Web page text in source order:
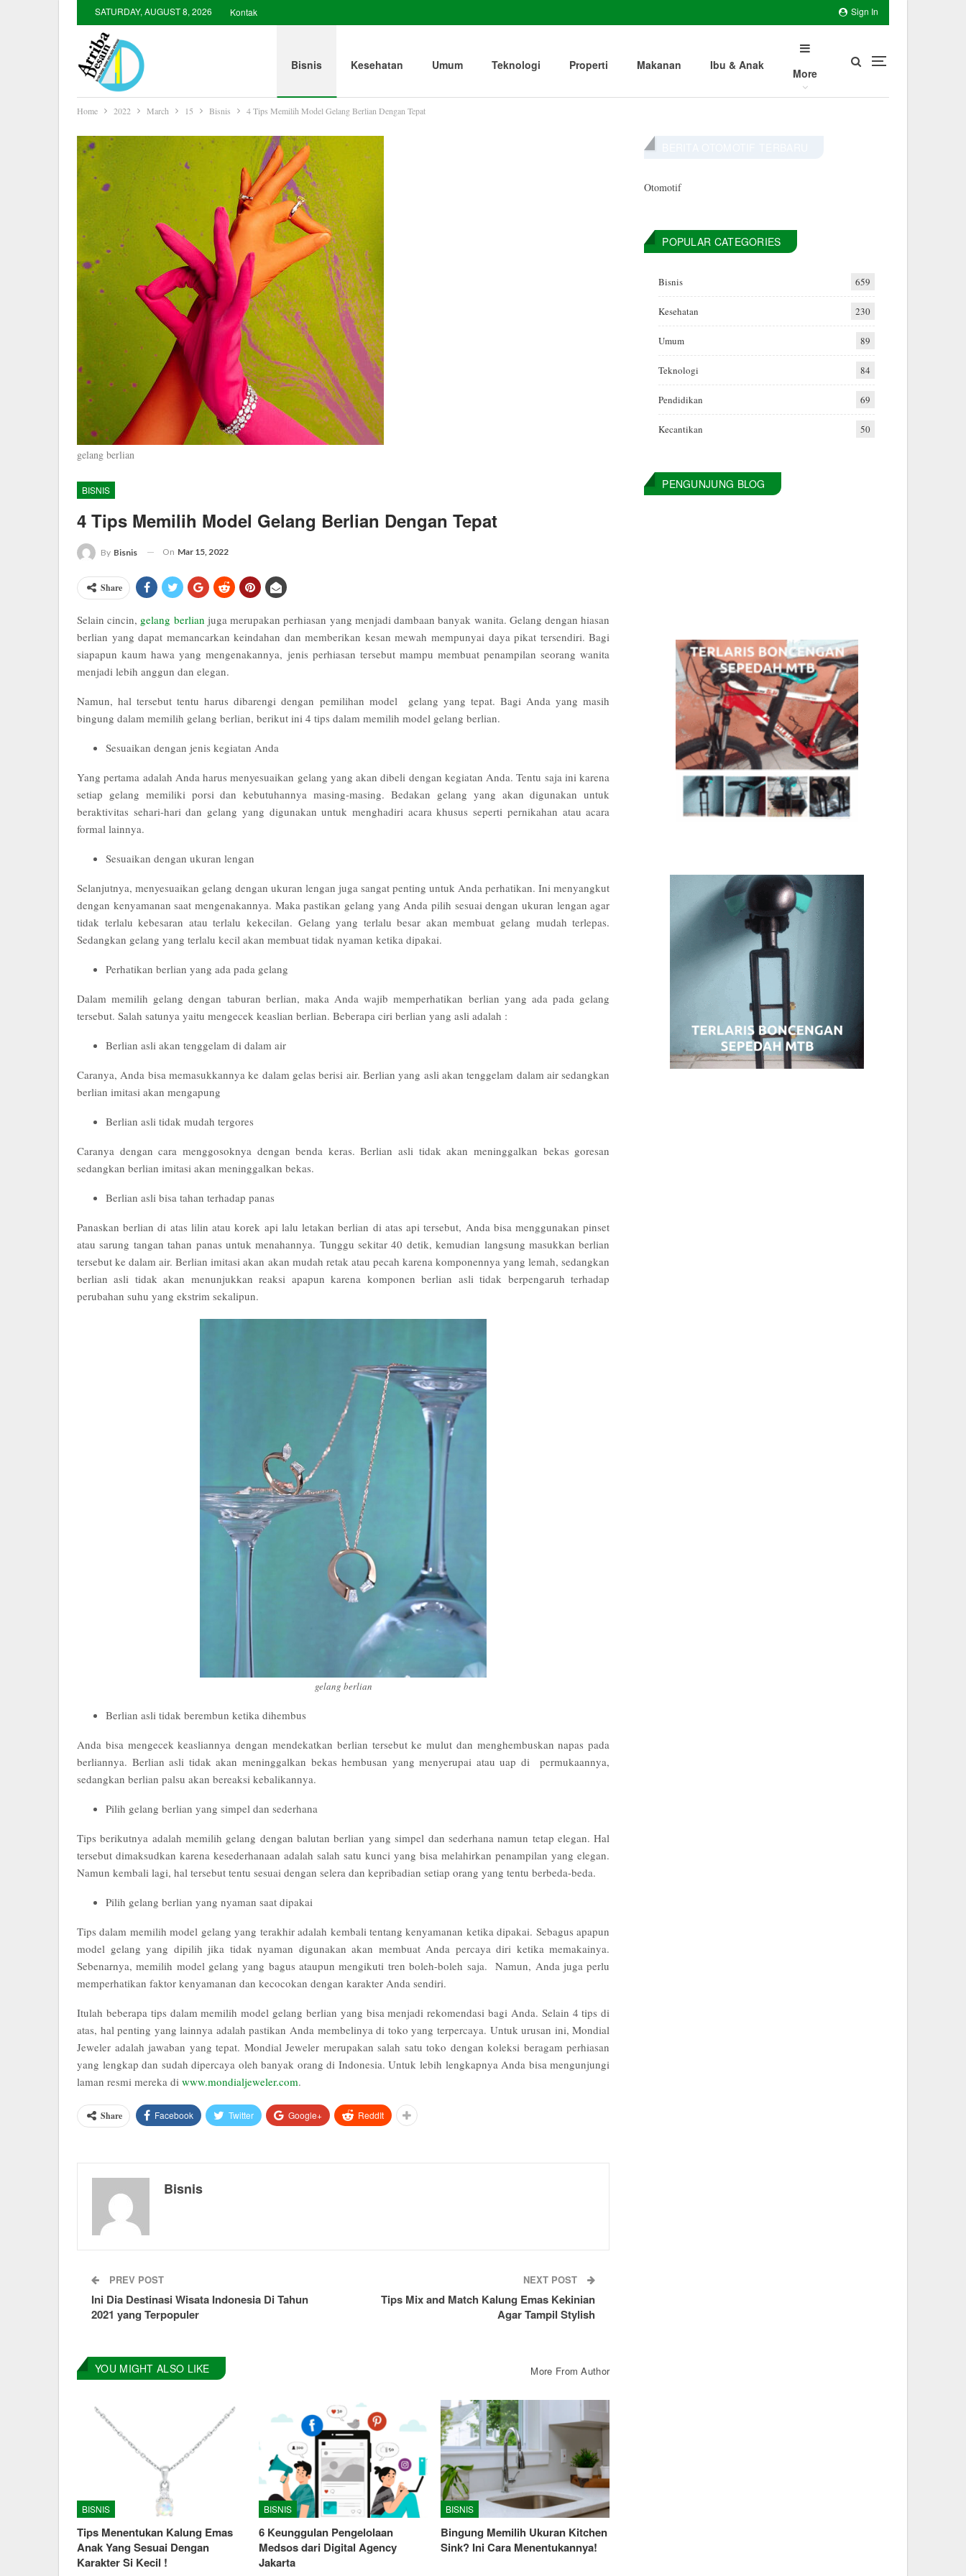
Sign In
SATURDAY, AUGUST 8, 2026 Kontak
Bisnis Kesehatan Umum Teknologi Properti Makanan Ibu & Anak
More
Home 2022 March 15 Bisnis 4 Tips Memilih Model Gelang Berlian Dengan Tepat
gelang berlian
BISNIS
4 Tips Memilih Model Gelang Berlian Dengan Tepat
By Bisnis On Mar 15, 2022
Share
Selain cincin, gelang berlian juga merupakan perhiasan yang menjadi dambaan banyak wanita. Gelang dengan hiasan
berlian yang dapat memancarkan keindahan dan memberikan kesan mewah mempunyai daya pikat tersendiri. Bagi
siapapun kaum hawa yang mengenakannya, jenis perhiasan tersebut mampu membuat penampilan seorang wanita
menjadi lebih anggun dan elegan.
Namun, hal tersebut tentu harus dibarengi dengan pemilihan model gelang yang tepat. Bagi Anda yang masih
bingung dalam memilih gelang berlian, berikut ini 4 tips dalam memilih model gelang berlian.
Sesuaikan dengan jenis kegiatan Anda
Yang pertama adalah Anda harus menyesuaikan gelang yang akan dibeli dengan kegiatan Anda. Tentu saja ini karena
setiap gelang memiliki porsi dan kebutuhannya masing-masing. Bedakan gelang yang akan digunakan untuk
beraktivitas sehari-hari dan gelang yang digunakan untuk menghadiri acara khusus seperti pernikahan atau acara
formal lainnya.
Sesuaikan dengan ukuran lengan
Selanjutnya, menyesuaikan gelang dengan ukuran lengan juga sangat penting untuk Anda perhatikan. Ini menyangkut
dengan kenyamanan saat mengenakannya. Maka pastikan gelang yang Anda pilih sesuai dengan ukuran lengan agar
tidak terlalu kebesaran atau terlalu kekecilan. Gelang yang terlalu besar akan membuat gelang mudah terlepas.
Sedangkan gelang yang terlalu kecil akan membuat tidak nyaman ketika dipakai.
Perhatikan berlian yang ada pada gelang
Dalam memilih gelang dengan taburan berlian, maka Anda wajib memperhatikan berlian yang ada pada gelang
tersebut. Salah satunya yaitu mengecek keaslian berlian. Beberapa ciri berlian yang asli adalah :
Berlian asli akan tenggelam di dalam air
Caranya, Anda bisa memasukkannya ke dalam gelas berisi air. Berlian yang asli akan tenggelam dalam air sedangkan
berlian imitasi akan mengapung
Berlian asli tidak mudah tergores
Caranya dengan cara menggosoknya dengan benda keras. Berlian asli tidak akan meninggalkan bekas goresan
sedangkan berlian imitasi akan meninggalkan bekas.
Berlian asli bisa tahan terhadap panas
Panaskan berlian di atas lilin atau korek api lalu letakan berlian di atas api tersebut, Anda bisa menggunakan pinset
atau sarung tangan tahan panas untuk menahannya. Tunggu sekitar 40 detik, kemudian langsung masukkan berlian
tersebut ke dalam air. Berlian imitasi akan akan mudah retak atau pecah karena komponennya yang lemah, sedangkan
berlian asli tidak akan menunjukkan reaksi apapun karena komponen berlian asli tidak berpengaruh terhadap
perubahan suhu yang ekstrim sekalipun.
gelang berlian
Berlian asli tidak berembun ketika dihembus
Anda bisa mengecek keasliannya dengan mendekatkan berlian tersebut ke mulut dan menghembuskan napas pada
berliannya. Berlian asli tidak akan meninggalkan bekas hembusan yang menyerupai atau uap di permukaannya,
sedangkan berlian palsu akan bereaksi kebalikannya.
Pilih gelang berlian yang simpel dan sederhana
Tips berikutnya adalah memilih gelang dengan balutan berlian yang simpel dan sederhana namun tetap elegan. Hal
tersebut dimaksudkan karena kesederhanaan adalah salah satu kunci yang bisa melahirkan penampilan yang elegan.
Namun kembali lagi, hal tersebut tentu sesuai dengan selera dan kepribadian setiap orang yang tentu berbeda-beda.
Pilih gelang berlian yang nyaman saat dipakai
Tips dalam memilih model gelang yang terakhir adalah kembali tentang kenyamanan ketika dipakai. Sebagus apapun
model gelang yang dipilih jika tidak nyaman digunakan akan membuat Anda percaya diri ketika memakainya.
Sebenarnya, memilih model gelang yang bagus ataupun mengikuti tren boleh-boleh saja. Namun, Anda juga perlu
memperhatikan faktor kenyamanan dan kecocokan dengan karakter Anda sendiri.
Itulah beberapa tips dalam memilih model gelang berlian yang bisa menjadi rekomendasi bagi Anda. Selain 4 tips di
atas, hal penting yang lainnya adalah pastikan Anda membelinya di toko yang terpercaya. Untuk urusan ini,Mondial
Jeweler adalah jawaban yang tepat. Mondial Jeweler merupakan salah satu toko dengan koleksi beragam perhiasan
yang lengkap dan sudah dipercaya oleh banyak orang di Indonesia. Untuk lebih lengkapnya Anda bisa mengunjungi
laman resmi mereka di www.mondialjeweler.com.
Share Facebook Twitter Google+ ReddIt
Bisnis
PREV POST
Ini Dia Destinasi Wisata Indonesia Di Tahun
2021 yang Terpopuler
NEXT POST
Tips Mix and Match Kalung Emas Kekinian
Agar Tampil Stylish
YOU MIGHT ALSO LIKE More From Author
BISNIS
Tips Menentukan Kalung Emas
Anak Yang Sesuai Dengan
Karakter Si Kecil !
BISNIS
6 Keunggulan Pengelolaan
Medsos dari Digital Agency
Jakarta
BISNIS
Bingung Memilih Ukuran Kitchen
Sink? Ini Cara Menentukannya!
Otomotif
POPULAR CATEGORIES
Bisnis 659
Kesehatan 230
Umum 89
Teknologi 84
Pendidikan 69
Kecantikan 50
PENGUNJUNG BLOG